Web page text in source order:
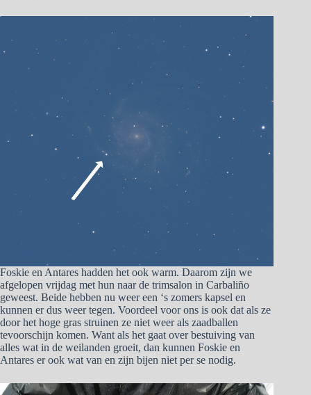
Foskie en Antares hadden het ook warm. Daarom zijn we
afgelopen vrijdag met hun naar de trimsalon in Carbaliño
geweest. Beide hebben nu weer een ‘s zomers kapsel en
kunnen er dus weer tegen. Voordeel voor ons is ook dat als ze
door het hoge gras struinen ze niet weer als zaadballen
tevoorschijn komen. Want als het gaat over bestuiving van
alles wat in de weilanden groeit, dan kunnen Foskie en
Antares er ook wat van en zijn bijen niet per se nodig.